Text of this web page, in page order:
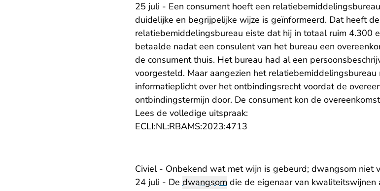
25 juli - Een consument hoeft een
duidelijke en begrijpelijke wijze is geïnformeerd. Dat heeft
relatiebemiddelingsbureau eiste dat hij in totaal ruim 4.300
betaalde nadat een consulent van het bureau een
de consument thuis. Het bureau had al een
voorgesteld. Maar aangezien het
informatieplicht over het ontbindingsrecht voordat de
ontbindingstermijn door. De consument kon de
Lees de volledige uitspraak:
ECLI:NL:RBAMS:2023:4713
Civiel - Onbekend wat met wijn is gebeurd; dwangsom niet
24 juli - De dwangsom die de eigenaar van kwaliteitswijnen